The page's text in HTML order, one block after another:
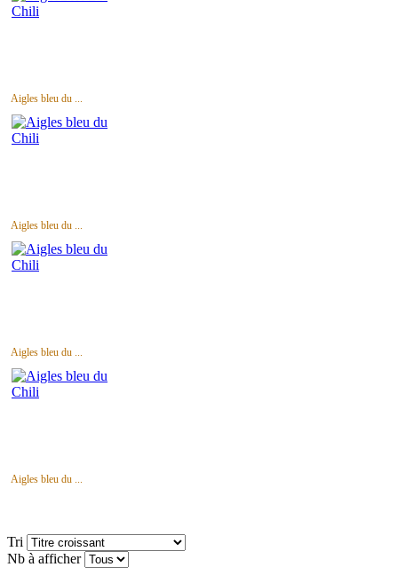
Aigles bleu du ...
Aigles bleu du ...
Aigles bleu du ...
Aigles bleu du ...
Tri
Nb à afficher